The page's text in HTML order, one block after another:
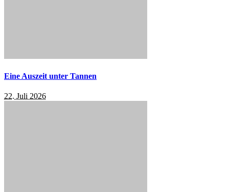
Eine Auszeit unter Tannen
22. Juli 2026